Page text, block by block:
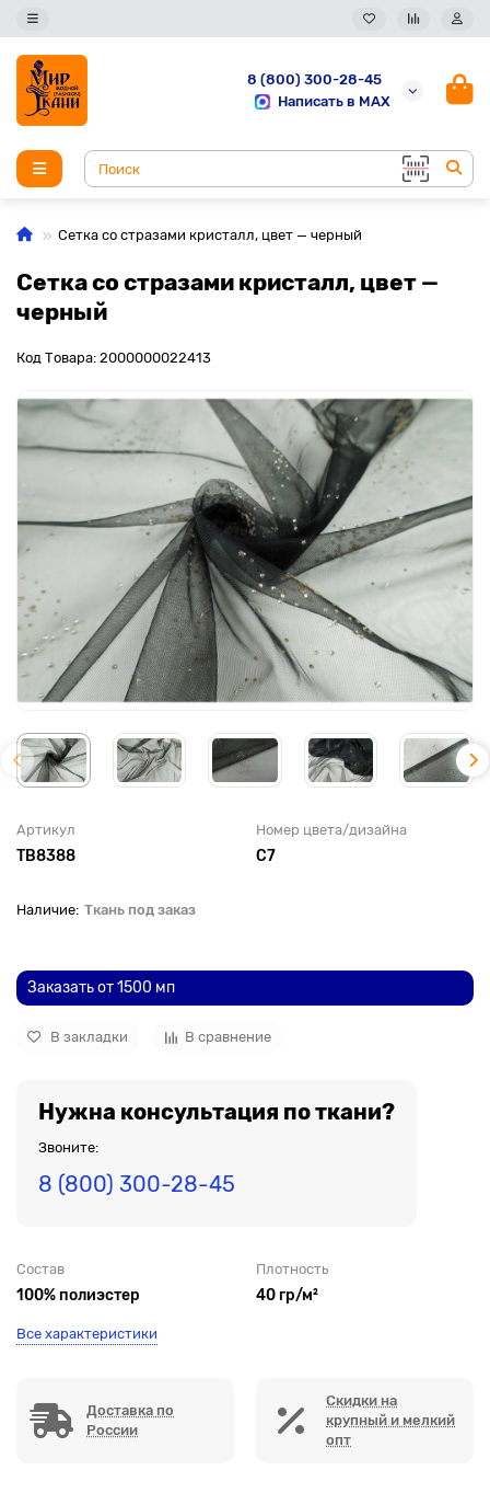
8 (800) 300-28-45
Написать в MAX
Сетка со стразами кристалл, цвет — черный
Сетка со стразами кристалл, цвет —
черный
Код Товара: 2000000022413
Артикул
TB8388
Номер цвета/дизайна
С7
Ткань под заказ
Заказать от 1500 мп
В закладки В сравнение
Нужна консультация по ткани?
Звоните:
8 (800) 300-28-45
Состав
100% полиэстер
Плотность
40 гр/м²
Все характеристики
Доставка по
России
Скидки на
крупный и мелкий
опт